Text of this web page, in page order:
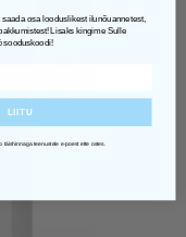
saada osa looduslikest ilunõuannetest,
Lisaks kingime Sulle
sooduskoodi!
LIITU
täishinnaga teenustele e-poest ette ostes.